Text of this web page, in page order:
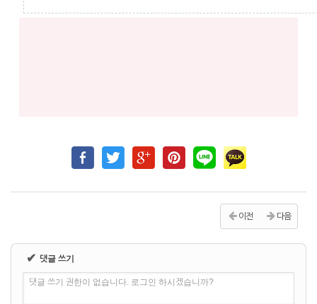
이전 다음
✔ 댓글 쓰기
댓글 쓰기 권한이 없습니다. 로그인 하시겠습니까?